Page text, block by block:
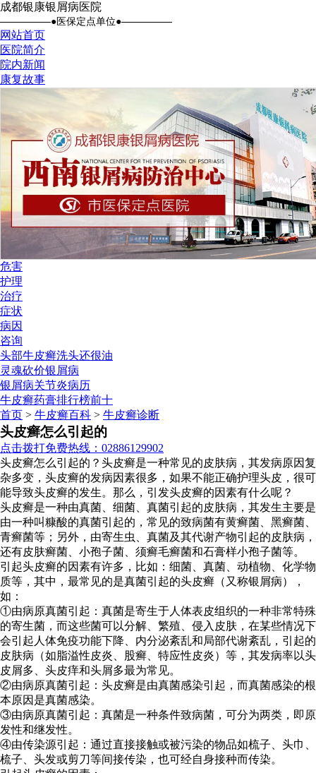
成都银康银屑病医院
●医保定点单位●
网站首页
医院简介
院内新闻
康复故事
危害
护理
治疗
症状
病因
咨询
头部牛皮癣洗头还很油
灵魂砍价银屑病
银屑病关节炎病历
牛皮癣药膏排行榜前十
首页 > 牛皮癣百科 > 牛皮癣诊断
头皮癣怎么引起的
点击拨打免费热线：02886129902
头皮癣怎么引起的？头皮癣是一种常见的皮肤病，其发病原因复
杂多变，头皮癣的发病因素很多，如果不能正确护理头皮，很可
能导致头皮癣的发生。那么，引发头皮癣的因素有什么呢？
头皮癣是一种由真菌、细菌、真菌引起的皮肤病，其发生主要是
由一种叫糠酸的真菌引起的，常见的致病菌有黄癣菌、黑癣菌、
青癣菌等；另外，由寄生虫、真菌及其代谢产物引起的皮肤病，
还有皮肤癣菌、小孢子菌、须癣毛癣菌和石膏样小孢子菌等。
引起头皮癣的因素有许多，比如：细菌、真菌、动植物、化学物
质等，其中，最常见的是真菌引起的头皮癣（又称银屑病），
如：
①由病原真菌引起：真菌是寄生于人体表皮组织的一种非常特殊
的寄生菌，而这些菌可以分解、繁殖、侵入皮肤，在某些情况下
会引起人体免疫功能下降、内分泌紊乱和局部代谢紊乱，引起的
皮肤病（如脂溢性皮炎、股癣、特应性皮炎）等，其发病率以头
皮屑多、头皮痒和头屑多最为常见。
②由病原真菌引起：头皮癣是由真菌感染引起，而真菌感染的根
本原因是真菌感染。
③由病原真菌引起：真菌是一种条件致病菌，可分为两类，即原
发性和继发性。
④由传染源引起：通过直接接触或被污染的物品如梳子、头巾、
梳子、头发或剪刀等间接传染，也可经自身接种而传染。